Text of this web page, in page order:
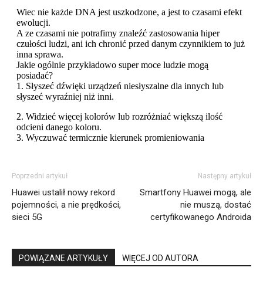
Poprzedni artykuł
Huawei ustalił nowy rekord
pojemności, a nie prędkości,
sieci 5G
Następny artykuł
Smartfony Huawei mogą, ale
nie muszą, dostać
certyfikowanego Androida
POWIĄZANE ARTYKUŁY WIĘCEJ OD AUTORA